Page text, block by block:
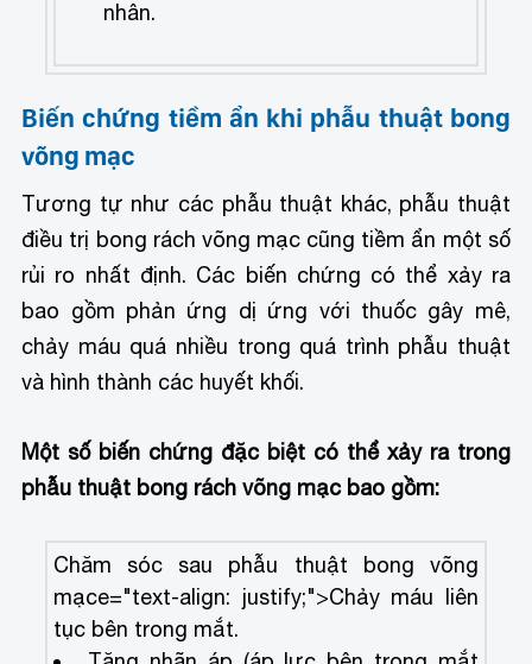
nhân.
Biến chứng tiềm ẩn khi phẫu thuật bong
võng mạc
Tương tự như các phẫu thuật khác, phẫu thuật
điều trị bong rách võng mạc cũng tiềm ẩn một số
rủi ro nhất định. Các biến chứng có thể xảy ra
bao gồm phản ứng dị ứng với thuốc gây mê,
chảy máu quá nhiều trong quá trình phẫu thuật
và hình thành các huyết khối.
Một số biến chứng đặc biệt có thể xảy ra trong
phẫu thuật bong rách võng mạc bao gồm:
Chăm sóc sau phẫu thuật bong võng
mạce="text-align: justify;">Chảy máu liên
tục bên trong mắt.